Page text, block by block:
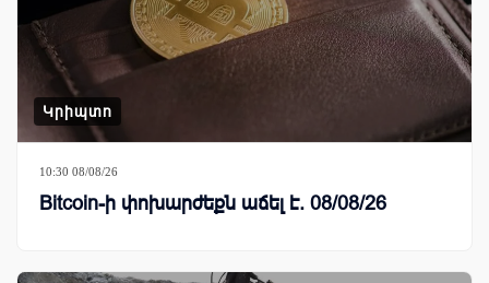
Կրիպտո
10:30 08/08/26
Bitcoin-ի փոխարժեքն աճել է. 08/08/26